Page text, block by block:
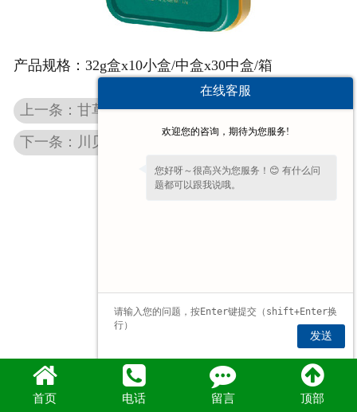
产品规格： 32g盒x10小盒/中盒x30中盒/箱
上一条：甘草菊花薄荷糖片
下一条：川贝枇杷味薄荷糖
首页 电话 留言 顶部
在线客服
欢迎您的咨询，期待为您服务!
您好呀～很高兴为您服务！😊 有什么问
题都可以跟我说哦。
发送